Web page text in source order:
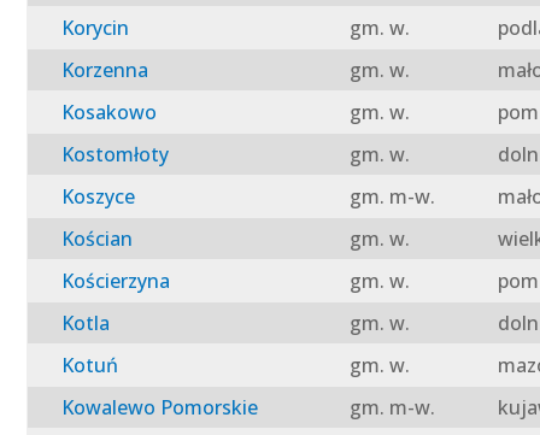
Korycin
gm. w.
Korzenna
gm. w.
Kosakowo
gm. w.
Kostomłoty
gm. w.
Koszyce
gm. m-w.
Kościan
gm. w.
Kościerzyna
gm. w.
Kotla
gm. w.
Kotuń
gm. w.
Kowalewo Pomorskie
gm. m-w.